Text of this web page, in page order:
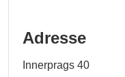
Adresse
Innerprags 40